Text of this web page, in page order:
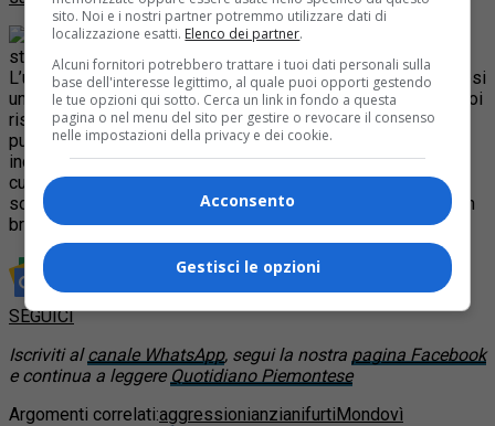
Una donna di 82 anni di Mondovì è
stata aggredita nella propria abitazione da un rapinatore.
L’uomo è riuscito ad entrare nella casa dell’anziana fingendosi
un dipendente Enel, l’ha quindi minacciata con una pistola , poi
risultata giocattolo, l’ha imbavagliata e legata al letto. A quel
punto ha rubato ori e gioielli ed è fuggito. La pensionata,
incolume, è riuscita a liberarsi e a telefonare al medico
curante, il quale ha subito chiamato i carabinieri. La donna,
sofferente di cuore, non ha riportato lesioni gravi, ma solo un
brutto spavento.
Rimani aggiornato seguendoci su Google News!
SEGUICI
Iscriviti alcanale WhatsApp, segui la nostra pagina Facebook
e continua a leggere Quotidiano Piemontese
Argomenti correlati:aggressionianzianifurtiMondovì
sito. Noi e i nostri partner potremmo utilizzare dati di
localizzazione esatti. Elenco dei partner.
Alcuni fornitori potrebbero trattare i tuoi dati personali sulla
base dell'interesse legittimo, al quale puoi opporti gestendo
le tue opzioni qui sotto. Cerca un link in fondo a questa
pagina o nel menu del sito per gestire o revocare il consenso
nelle impostazioni della privacy e dei cookie.
Acconsento
Gestisci le opzioni